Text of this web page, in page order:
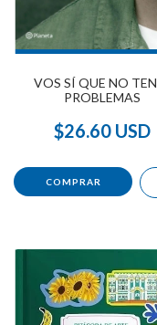
VOS SÍ QUE NO
PROBLEMAS
$26.60 USD